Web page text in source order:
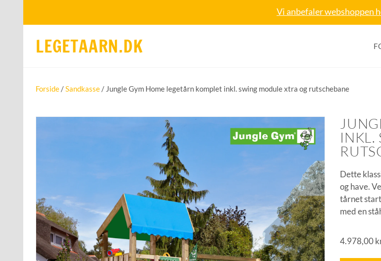
Vi anbefaler webshoppen
LEGETAARN.DK
Forside /Sandkasse / Jungle Gym Home legetårn komplet inkl. swing module xtra og rutschebane
INKL.
Dette
og have.
tårnet
med en
4.978,00